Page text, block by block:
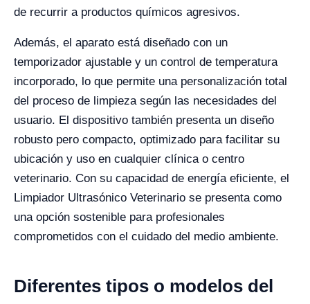
de recurrir a productos químicos agresivos.
Además, el aparato está diseñado con un
temporizador ajustable y un control de temperatura
incorporado, lo que permite una personalización total
del proceso de limpieza según las necesidades del
usuario. El dispositivo también presenta un diseño
robusto pero compacto, optimizado para facilitar su
ubicación y uso en cualquier clínica o centro
veterinario. Con su capacidad de energía eficiente, el
Limpiador Ultrasónico Veterinario se presenta como
una opción sostenible para profesionales
comprometidos con el cuidado del medio ambiente.
Diferentes tipos o modelos del